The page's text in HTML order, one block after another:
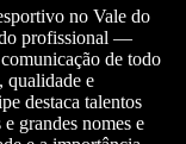
no Vale do
profissional —
de todo
qualidade e
destaca talentos
grandes nomes e